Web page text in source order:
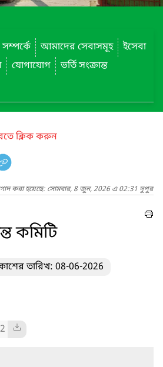
আমাদের সেবাসমূহ
ইসেবা
যোগাযোগ
ভর্তি সংক্রান্ত
ক্লিক করুন
করা হয়েছে: সোমবার, 8 জুন, 2026 এ 02:31 দুপুর
কমিটি
তারিখ: 08-06-2026